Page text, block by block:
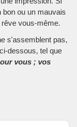
ou un mauvais
vous-même.
s'assemblent pas,
dessous, tel que
vous ; vos